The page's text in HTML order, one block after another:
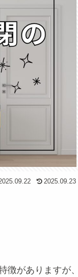
2025.09.23
徴がありますが、